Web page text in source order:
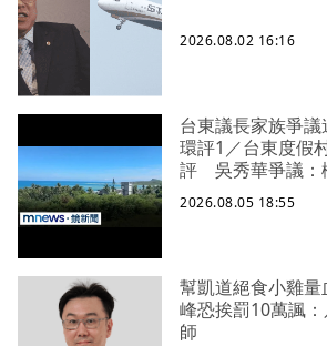
2026.08.02 16:16
台東議長家族爭
環評1／台東度假
評 吳秀華爭議：
2026.08.05 18:55
幫凱道絕食小雞
峰恐挨罰10萬諷
師